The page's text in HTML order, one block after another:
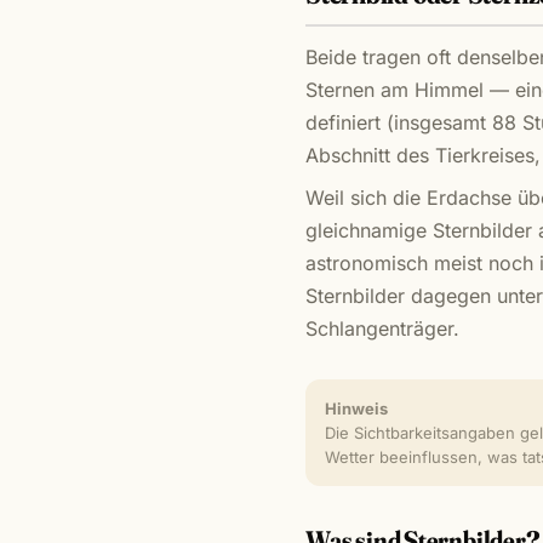
Beide tragen oft
Sternen am Himmel —
definiert (insgesamt 88
Abschnitt des
Weil sich die Erdachse
gleichnamige Sternbilder
astronomisch meist noch
Sternbilder dagegen
Schlangenträger.
Hinweis
Die Sichtbarkeitsangaben
Wetter beeinflussen, was